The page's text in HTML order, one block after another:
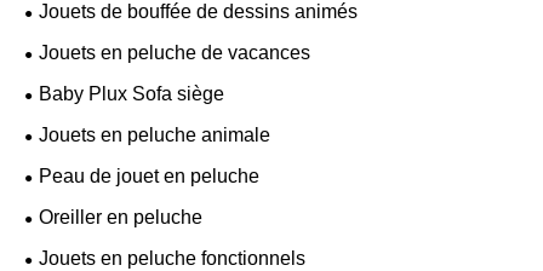
Jouets de bouffée de dessins animés
Jouets en peluche de vacances
Baby Plux Sofa siège
Jouets en peluche animale
Peau de jouet en peluche
Oreiller en peluche
Jouets en peluche fonctionnels